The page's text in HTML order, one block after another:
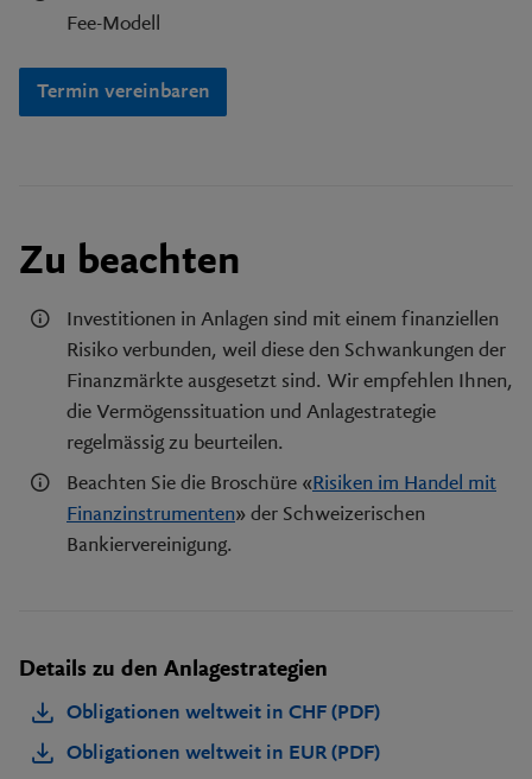
Fee-Modell
Termin vereinbaren
Zu beachten
Investitionen in Anlagen sind mit einem finanziellen
Risiko verbunden, weil diese den Schwankungen der
Finanzmärkte ausgesetzt sind. Wir empfehlen Ihnen,
die Vermögenssituation und Anlagestrategie
regelmässig zu beurteilen.
Beachten Sie die Broschüre «Risiken im Handel mit
Finanzinstrumenten» der Schweizerischen
Bankiervereinigung.
Details zu den Anlagestrategien
Obligationen weltweit in CHF (PDF)
Obligationen weltweit in EUR (PDF)